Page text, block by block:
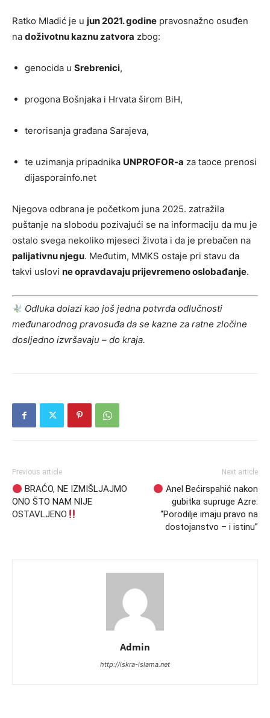
Ratko Mladić je u jun 2021. godine pravosnažno osuđen
na doživotnu kaznu zatvora zbog:
genocida u Srebrenici,
progona Bošnjaka i Hrvata širom BiH,
terorisanja građana Sarajeva,
te uzimanja pripadnika UNPROFOR-a za taoce prenosi
dijasporainfo.net
Njegova odbrana je početkom juna 2025. zatražila
puštanje na slobodu pozivajući se na informaciju da mu je
ostalo svega nekoliko mjeseci života i da je prebačen na
palijativnu njegu. Međutim, MMKS ostaje pri stavu da
takvi uslovi ne opravdavaju prijevremeno oslobađanje.
Odluka dolazi kao još jedna potvrda odlučnosti
međunarodnog pravosuđa da se kazne za ratne zločine
dosljedno izvršavaju – do kraja.
Previous article
BRAĆO, NE IZMIŠLJAJMO
ONO ŠTO NAM NIJE
OSTAVLJENO
Next article
Anel Bećirspahić nakon
gubitka supruge Azre:
“Porodilje imaju pravo na
dostojanstvo – i istinu”
Admin
http://iskra-islama.net